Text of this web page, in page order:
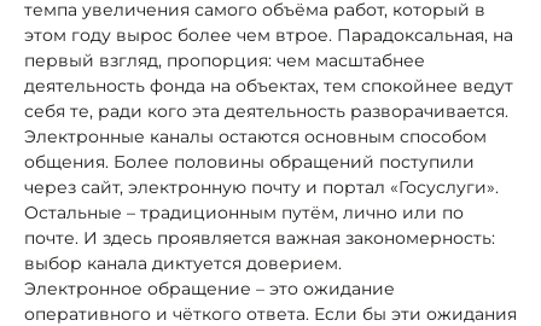
темпа увеличения самого объёма работ, который в
этом году вырос более чем втрое. Парадоксальная, на
первый взгляд, пропорция: чем масштабнее
деятельность фонда на объектах, тем спокойнее ведут
себя те, ради кого эта деятельность разворачивается.
Электронные каналы остаются основным способом
общения. Более половины обращений поступили
через сайт, электронную почту и портал «Госуслуги».
Остальные – традиционным путём, лично или по
почте. И здесь проявляется важная закономерность:
выбор канала диктуется доверием.
Электронное обращение – это ожидание
оперативного и чёткого ответа. Если бы эти ожидания